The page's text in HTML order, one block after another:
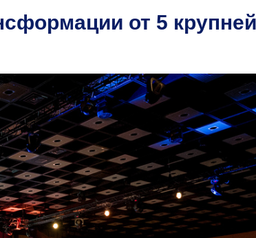
от 5